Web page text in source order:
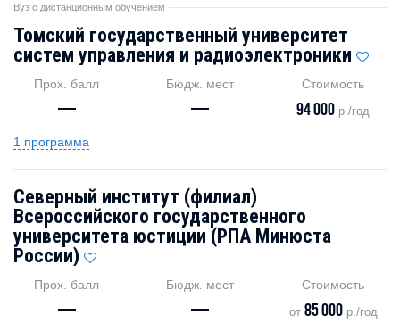
Вуз с дистанционным обучением
Томский государственный университет
систем управления и радиоэлектроники
Прох. балл
—
Бюдж. мест
—
Стоимость
94 000 р./год
1 программа
Северный институт (филиал)
Всероссийского государственного
университета юстиции (РПА Минюста
России)
Прох. балл
—
Бюдж. мест
—
Стоимость
от 85 000р./год